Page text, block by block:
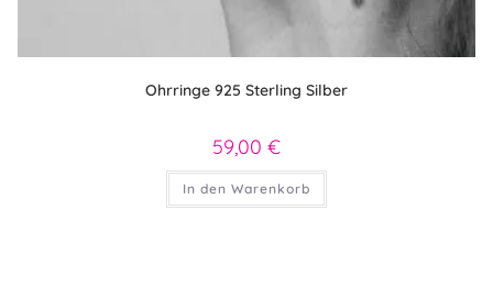
Ohrringe 925 Sterling Silber
59,00 €
In den Warenkorb